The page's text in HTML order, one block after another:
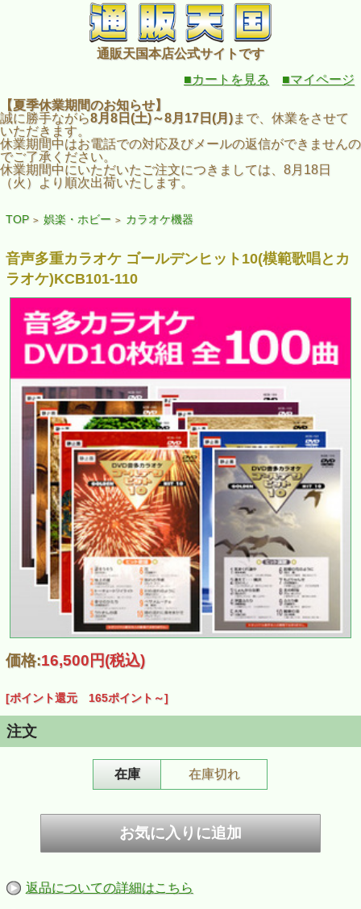
通販天国本店公式サイトです
■カートを見る
■マイページ
【夏季休業期間のお知らせ】
誠に勝手ながら8月8日(土)～8月17日(月)まで、休業をさせて
いただきます。
休業期間中はお電話での対応及びメールの返信ができませんの
でご了承ください。
休業期間中にいただいたご注文につきましては、8月18日
（火）より順次出荷いたします。
TOP > 娯楽・ホビー > カラオケ機器
音声多重カラオケ ゴールデンヒット10(模範歌唱とカ
ラオケ)KCB101-110
価格:16,500円(税込)
[ポイント還元 165ポイント～]
注文
在庫 在庫切れ
返品についての詳細はこちら